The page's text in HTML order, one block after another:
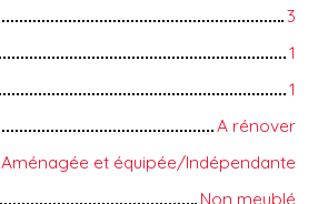
3
1
1
A rénover
Aménagée et équipée/Indépendante
Non meublé